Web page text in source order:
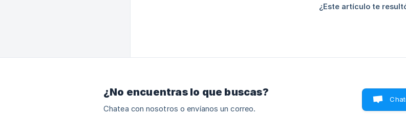
¿Este artículo te
¿No encuentras lo que buscas?
Chatea con nosotros o envíanos un correo.